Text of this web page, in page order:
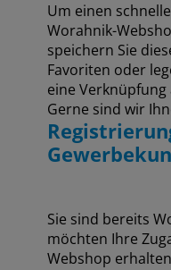
Um einen
Worahnik-
speichern Sie
Favoriten oder
eine
Gerne sind wir
Sie sind bereits
möchten Ihre
Webshop